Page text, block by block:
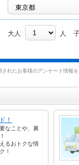
大人 人
れたお客様のアンケート情報
！
なことや、裏
るおトクな情
！